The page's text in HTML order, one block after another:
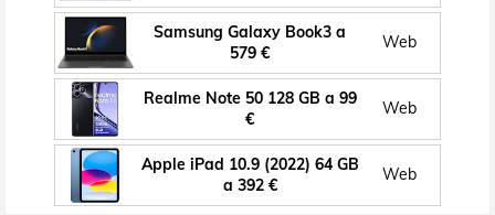
Samsung Galaxy Book3 a
579 €
Web
Realme Note 50 128 GB a 99
€
Web
Apple iPad 10.9 (2022) 64 GB
a 392 €
Web